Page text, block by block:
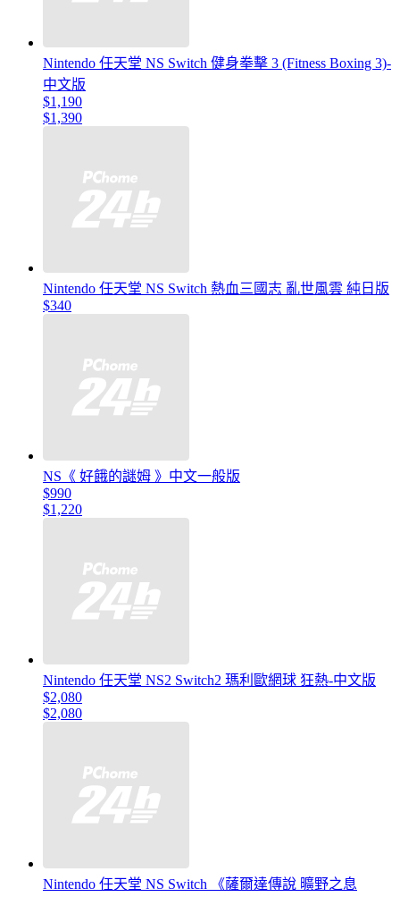
Nintendo 任天堂 NS Switch 健身拳擊 3 (Fitness Boxing 3)-
中文版
$1,190
$1,390
Nintendo 任天堂 NS Switch 熱血三國志 亂世風雲 純日版
$340
NS《 好餓的謎姆 》中文一般版
$990
$1,220
Nintendo 任天堂 NS2 Switch2 瑪利歐網球 狂熱-中文版
$2,080
$2,080
Nintendo 任天堂 NS Switch 《薩爾達傳說 曠野之息